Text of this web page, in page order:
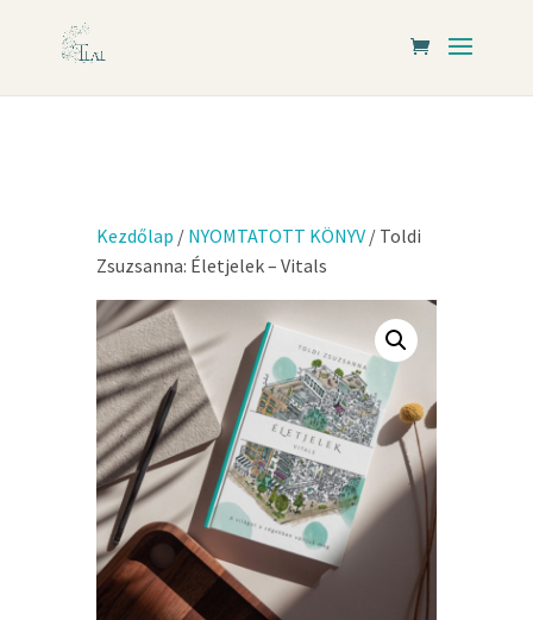
Kezdőlap / NYOMTATOTT KÖNYV/ Toldi
Zsuzsanna: Életjelek – Vitals